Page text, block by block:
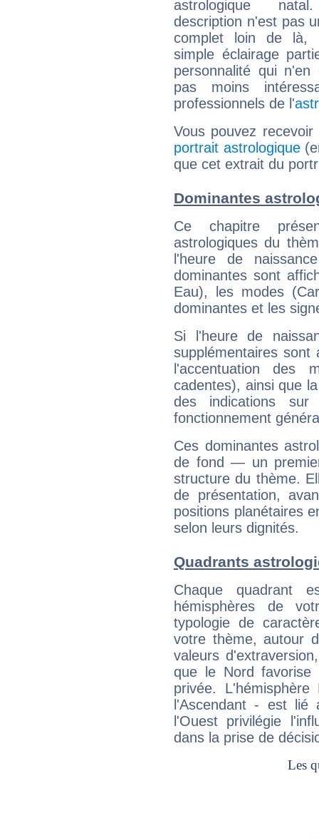
astrologique
description n'est pas
complet loin de là,
simple éclairage
personnalité qui n'en
pas moins
professionnels de l'
Vous pouvez
portrait astrologique
que cet extrait du
Dominantes
Ce chapitre
astrologiques du
l'heure de
dominantes sont
Eau), les modes
dominantes et les
Si l'heure de
supplémentaires sont
l'accentuation des
cadentes), ainsi que
des indications sur
fonctionnement
Ces dominantes
de fond — un
structure du thème.
de présentation,
positions planétaires
selon leurs dignités.
Quadrants
Chaque quadrant
hémisphères de
typologie de
votre thème, autour
valeurs
que le Nord favorise
privée.
l'Ascendant - est
l'Ouest privilégie
dans la prise de